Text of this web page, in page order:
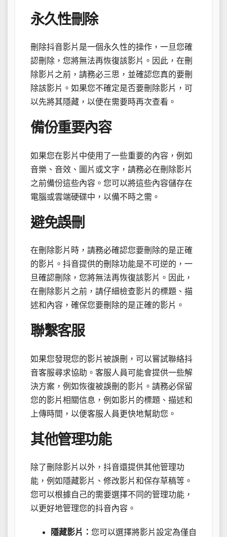
永久性刪除
刪除抖音影片是一個永久性的操作，一旦您確
認刪除，您將無法再恢復該影片。因此，在刪
除影片之前，請務必三思，並確認您真的要刪
除該影片。如果您不確定是否要刪除影片，可
以先將其隱藏，以便在需要時再次查看。
備份重要內容
如果您在影片中使用了一些重要的內容，例如
音樂、音效、圖片或文字，請務必在刪除影片
之前備份這些內容。您可以將這些內容儲存在
電腦或雲端硬碟中，以備不時之需。
避免誤刪
在刪除影片時，請務必確認您要刪除的是正確
的影片。抖音提供的刪除功能是不可逆的，一
旦確認刪除，您將無法再恢復該影片。因此，
在刪除影片之前，請仔細檢查影片的標題、描
述和內容，確保您要刪除的是正確的影片。
聯繫客服
如果您發現您的影片被誤刪，可以嘗試聯絡抖
音客服尋求協助。客服人員可能會提供一些解
決方案，例如恢復被誤刪的影片。請務必保留
您的影片相關信息，例如影片的標題、描述和
上傳時間，以便客服人員更快地幫助您。
其他管理功能
除了刪除影片以外，抖音還提供其他管理功
能，例如隱藏影片、修改影片和保存草稿等。
您可以根據自己的需要選擇不同的管理功能，
以更好地管理您的抖音內容。
隱藏影片： 您可以選擇將影片設定為僅自